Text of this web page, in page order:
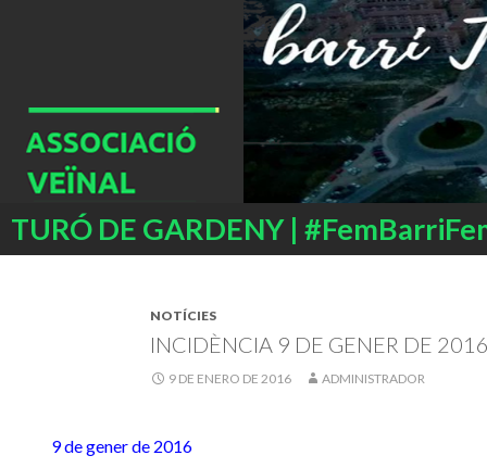
TURÓ DE GARDENY |
Buscar
NOTÍCIES
INCIDÈNCIA 9 DE GENER DE
9 DE ENERO DE 2016 ADMINISTRADOR
9 de gener de 2016